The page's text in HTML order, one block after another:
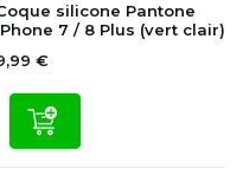
silicone Pantone
7 / 8 Plus (vert clair)
€